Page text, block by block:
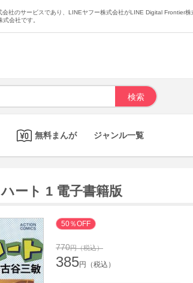
社のサービスであり、LINEヤフー株式会社がLINE Digital Frontier株
会社です。
無料まんが ジャンル一覧
ート 1 電子書籍版
50％OFF
770円（税込）
385円（税込）